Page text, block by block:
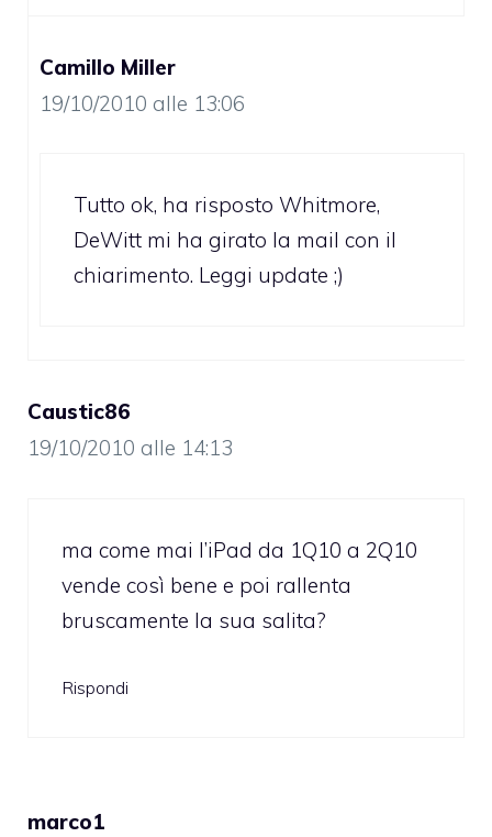
Camillo Miller
19/10/2010 alle 13:06
Tutto ok, ha risposto Whitmore,
DeWitt mi ha girato la mail con il
chiarimento. Leggi update ;)
Caustic86
19/10/2010 alle 14:13
ma come mai l’iPad da 1Q10 a 2Q10
vende così bene e poi rallenta
bruscamente la sua salita?
Rispondi
marco1